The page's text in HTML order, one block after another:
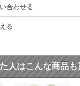
合わせる
る
人はこんな商品